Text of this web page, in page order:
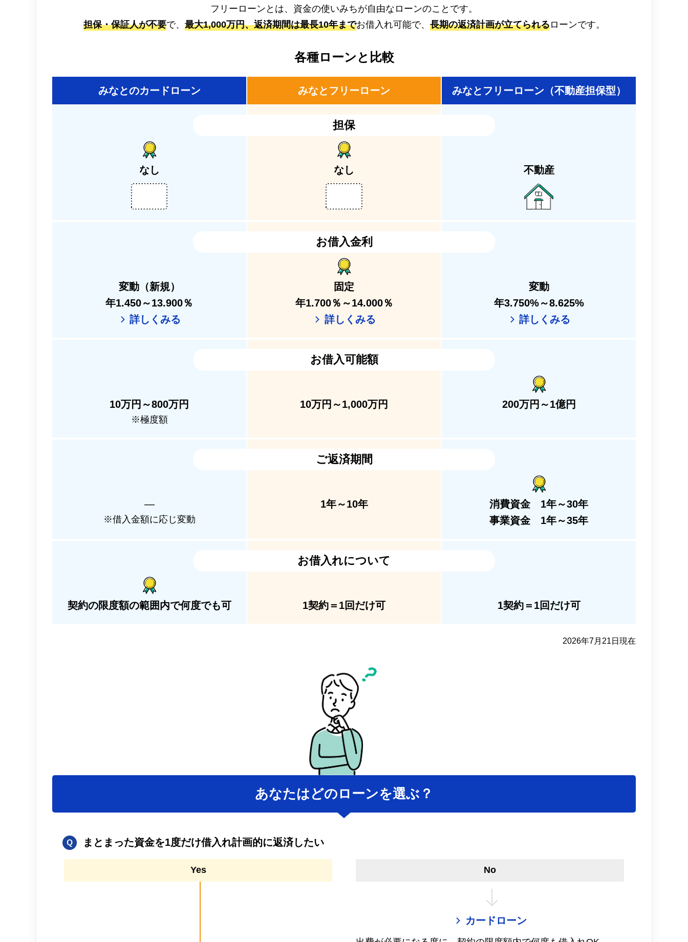
フリーローンとは、資金の使いみちが自由なローンのことです。
担保・保証人が不要で、 最大1,000万円、返済期間は最長10年までお借入れ可能で、 長期の返済計画が立てられるローンです。
各種ローンと比較
みなとのカードローン みなとフリーローン みなとフリーローン （不動産担保型）
担保
なし なし 不動産
お借入金利
変動（新規）
年1.450～13.900％
詳しくみる
固定
年1.700％～14.000％
詳しくみる
変動
年3.750%～8.625%
詳しくみる
お借入可能額
10万円～800万円
※極度額
10万円～1,000万円 200万円～1億円
ご返済期間
―
※借入金額に応じ変動
1年～10年
消費資金 1年～30年
事業資金 1年～35年
お借入れについて
契約の限度額の範囲内で何度でも可 1契約＝1回だけ可 1契約＝1回だけ可
2026年7月21日現在
あなたはどのローンを選ぶ？
まとまった資金を1度だけ借入れ計画的に返済したい
Yes No
カードローン